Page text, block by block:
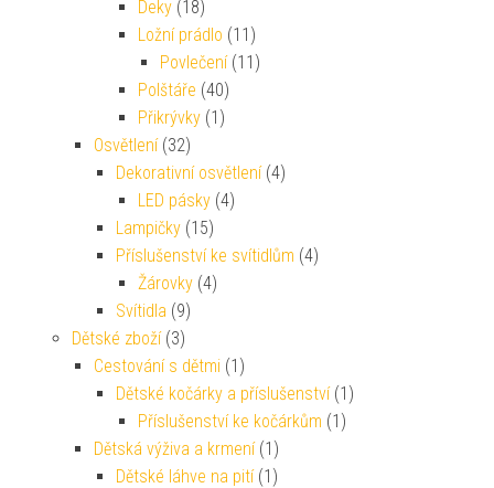
Deky (18)
Ložní prádlo (11)
Povlečení (11)
Polštáře (40)
Přikrývky (1)
Osvětlení (32)
Dekorativní osvětlení (4)
LED pásky (4)
Lampičky (15)
Příslušenství ke svítidlům (4)
Žárovky (4)
Svítidla (9)
Dětské zboží (3)
Cestování s dětmi (1)
Dětské kočárky a příslušenství (1)
Příslušenství ke kočárkům (1)
Dětská výživa a krmení (1)
Dětské láhve na pití (1)